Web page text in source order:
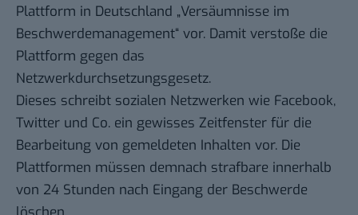
Plattform in Deutschland „Versäumnisse im
Beschwerdemanagement“ vor. Damit verstoße die
Plattform gegen das
Netzwerkdurchsetzungsgesetz.
Dieses schreibt sozialen Netzwerken wie Facebook,
Twitter und Co. ein gewisses Zeitfenster für die
Bearbeitung von gemeldeten Inhalten vor. Die
Plattformen müssen demnach strafbare innerhalb
von 24 Stunden nach Eingang der Beschwerde